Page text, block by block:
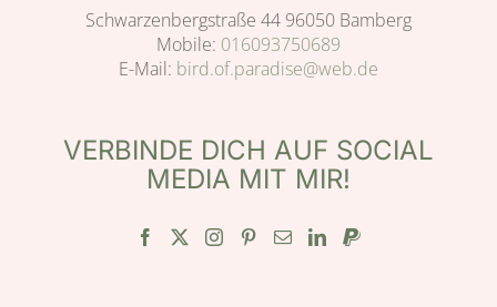
Schwarzenbergstraße 44 96050 Bamberg
Mobile: 016093750689
E-Mail: bird.of.paradise@web.de
VERBINDE DICH AUF SOCIAL
MEDIA MIT MIR!